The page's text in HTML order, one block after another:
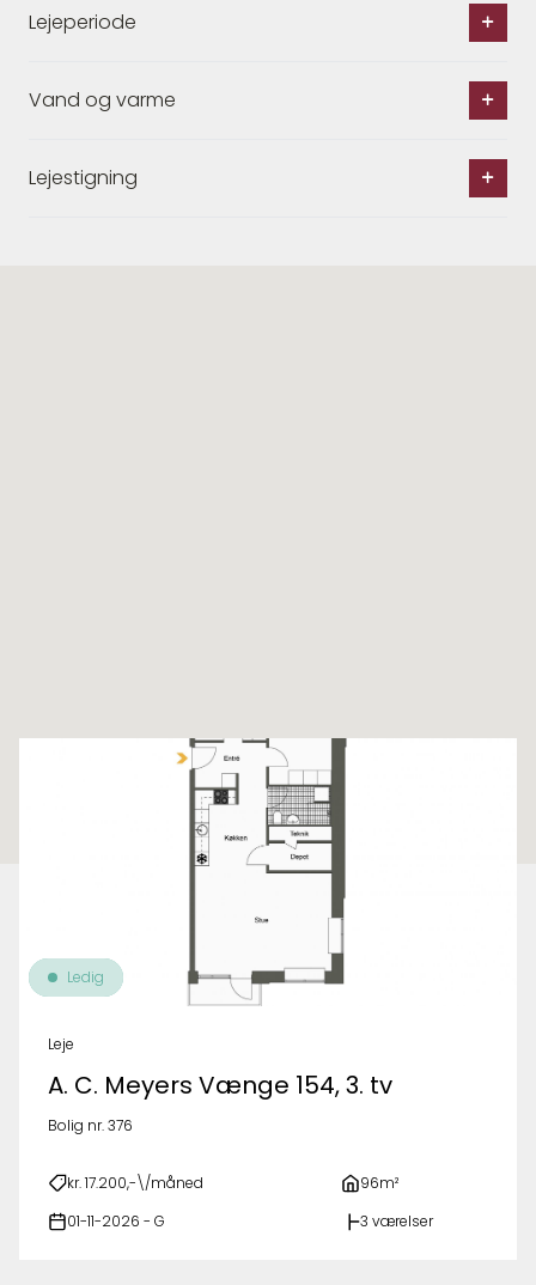
Lejeperiode
Vand og varme
Lejestigning
Ledig
Leje
A. C. Meyers Vænge 154, 3. tv
Bolig nr. 376
kr. 17.200,-\/måned 96m²
01-11-2026 - G 3 værelser